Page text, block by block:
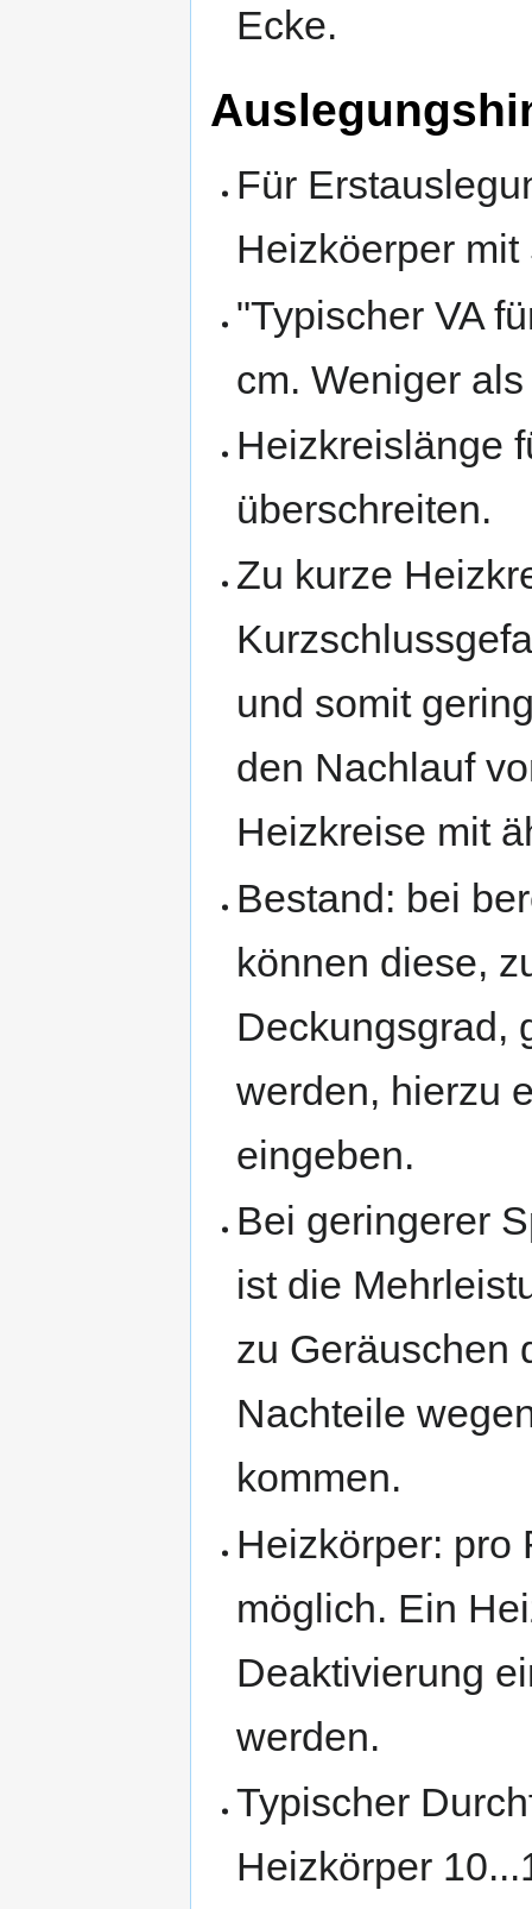
Ecke.
Für
Heizköerper
"Typischer VA
cm. Weniger
Heizkreislänge
überschreiten.
Zu kurze
und somit
den Nachlauf
Heizkreise mit
Bestand: bei
können diese,
Deckungsgrad,
werden, hierzu
eingeben.
Bei geringerer
ist die
zu Geräuschen
Nachteile
kommen.
Heizkörper: pro
möglich. Ein
Deaktivierung
werden.
Typischer
Heizkörper